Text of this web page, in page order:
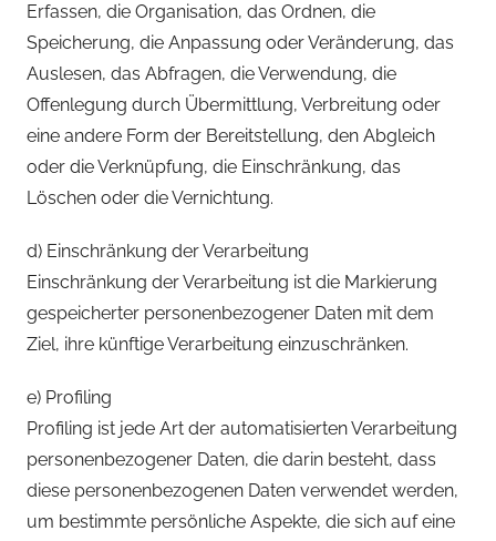
Erfassen, die Organisation, das Ordnen, die
Speicherung, die Anpassung oder Veränderung, das
Auslesen, das Abfragen, die Verwendung, die
Offenlegung durch Übermittlung, Verbreitung oder
eine andere Form der Bereitstellung, den Abgleich
oder die Verknüpfung, die Einschränkung, das
Löschen oder die Vernichtung.
d) Einschränkung der Verarbeitung
Einschränkung der Verarbeitung ist die Markierung
gespeicherter personenbezogener Daten mit dem
Ziel, ihre künftige Verarbeitung einzuschränken.
e) Profiling
Profiling ist jede Art der automatisierten Verarbeitung
personenbezogener Daten, die darin besteht, dass
diese personenbezogenen Daten verwendet werden,
um bestimmte persönliche Aspekte, die sich auf eine